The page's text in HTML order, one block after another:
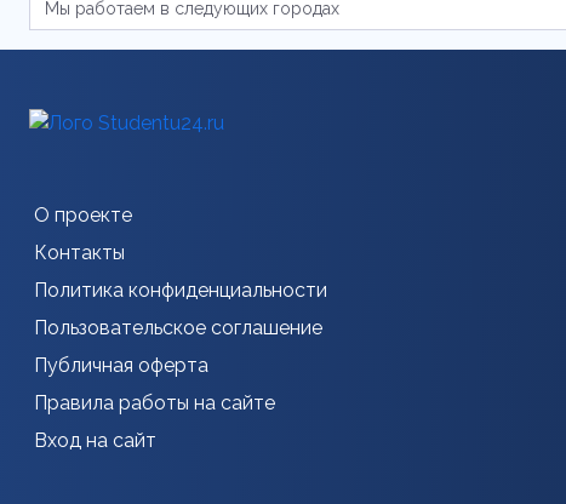
О проекте
Контакты
Политика конфиденциальности
Пользовательское соглашение
Публичная оферта
Правила работы на сайте
Вход на сайт